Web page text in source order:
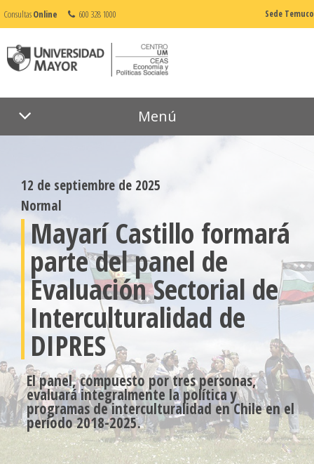
ConsultasOnline 600 328 1000 Sede Temuco
Menú
12 de septiembre de 2025
Normal
Mayarí Castillo formará
parte del panel de
Evaluación Sectorial de
Interculturalidad de
DIPRES
El panel, compuesto por tres personas,
evaluará integralmente la política y
programas de interculturalidad en Chile en el
período 2018-2025.